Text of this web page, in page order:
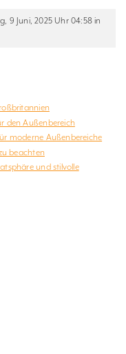
9 Juni, 2025 Uhr 04:58 in
den Außenbereich
moderne Außenbereiche
beachten
und stilvolle